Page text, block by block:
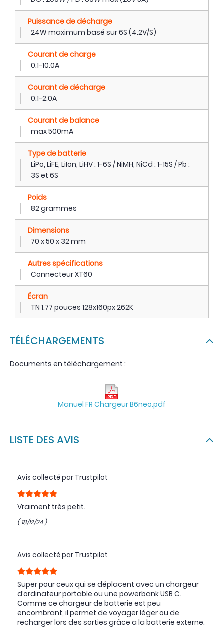
Puissance de décharge
24W maximum basé sur 6S (4.2V/S)
Courant de charge
0.1-10.0A
Courant de décharge
0.1-2.0A
Courant de balance
max 500mA
Type de batterie
LiPo, LiFE, LiIon, LiHV : 1-6S / NiMH, NiCd : 1-15S / Pb :
3S et 6S
Poids
82 grammes
Dimensions
70 x 50 x 32 mm
Autres spécifications
Connecteur XT60
Écran
TN 1.77 pouces 128x160px 262K
TÉLÉCHARGEMENTS
Documents en téléchargement :
Manuel FR Chargeur B6neo.pdf
LISTE DES AVIS
Avis collecté par Trustpilot
Vraiment très petit.
( 18/12/24 )
Avis collecté par Trustpilot
Super pour ceux qui se déplacent avec un chargeur
d’ordinateur portable ou une powerbank USB C.
Comme ce chargeur de batterie est peu
encombrant, il permet de voyager léger ou de
recharger lors des sorties grâce a la batterie externe.